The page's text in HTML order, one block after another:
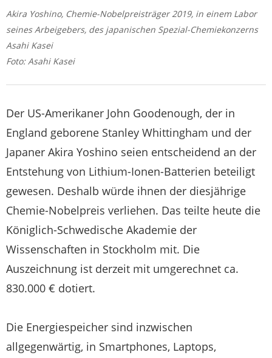
Akira Yoshino, Chemie-Nobelpreisträger 2019, in einem Labor
seines Arbeigebers, des japanischen Spezial-Chemiekonzerns
Asahi Kasei
Foto: Asahi Kasei
Der US-Amerikaner John Goodenough, der in
England geborene Stanley Whittingham und der
Japaner Akira Yoshino seien entscheidend an der
Entstehung von Lithium-Ionen-Batterien beteiligt
gewesen. Deshalb würde ihnen der diesjährige
Chemie-Nobelpreis verliehen. Das teilte heute die
Königlich-Schwedische Akademie der
Wissenschaften in Stockholm mit. Die
Auszeichnung ist derzeit mit umgerechnet ca.
830.000 € dotiert.
Die Energiespeicher sind inzwischen
allgegenwärtig, in Smartphones, Laptops,